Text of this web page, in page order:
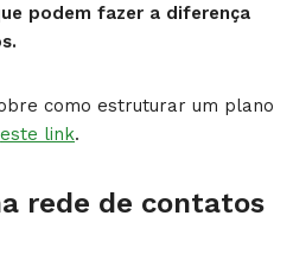
podem fazer a diferença
como estruturar um plano
este link.
rede de contatos